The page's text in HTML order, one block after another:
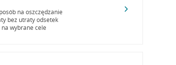
na oszczędzanie
bez utraty odsetek
wybrane cele